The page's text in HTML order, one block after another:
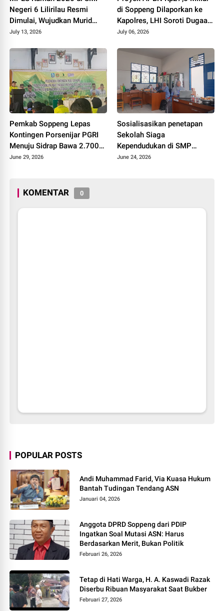
Negeri 6 Lilirilau Resmi
Dimulai, Wujudkan Murid
Berkarakter, Berprestasi, dan
July 13, 2026
di Soppeng Dilaporkan ke
Kapolres, LHI Soroti Dugaan
Material Tambang Ilegal
July 06, 2026
Pemkab Soppeng Lepas
Kontingen Porsenijar PGRI
Menuju Sidrap Bawa 2.700
Peserta Devile Dan 410
June 29, 2026
Sosialisasikan penetapan
Sekolah Siaga
Kependudukan di SMP
Negeri 6 Lilirilau
June 24, 2026
KOMENTAR 0
POPULAR POSTS
Andi Muhammad Farid, Via Kuasa Hukum
Bantah Tudingan Tendang ASN
Januari 04, 2026
Anggota DPRD Soppeng dari PDIP
Ingatkan Soal Mutasi ASN: Harus
Berdasarkan Merit, Bukan Politik
Februari 26, 2026
Tetap di Hati Warga, H. A. Kaswadi Razak
Diserbu Ribuan Masyarakat Saat Bukber
Februari 27, 2026